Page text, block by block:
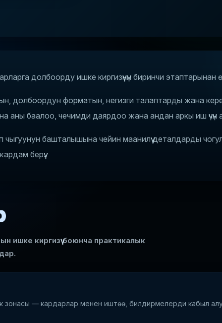
долбоорду ишке киргизүүнүн биринчи этаптарынан
долбоордун форматын, негизги талаптарды жана
аны баалоо, чечимди даярдоо жана андан аркы иш
чыгуунун башталышына чейин маанилүү деталдарды
берүү.
ишке киргизүү боюнча практикалык
зонасы — кардарлар менен иштөө, билдирмелерди кабыл